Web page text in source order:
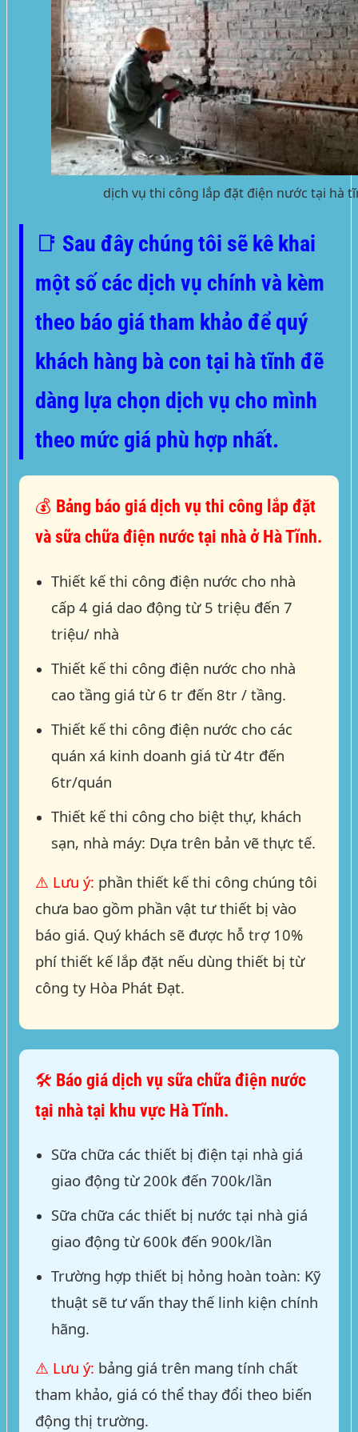
dịch vụ thi công lắp đặt điện nước tại hà
📑 Sau đây chúng tôi sẽ kê khai
một số các dịch vụ chính và kèm
theo báo giá tham khảo để quý
khách hàng bà con tại hà tĩnh đẽ
dàng lựa chọn dịch vụ cho mình
theo mức giá phù hợp nhất.
💰 Bảng báo giá dịch vụ thi công lắp đặt
và sữa chữa điện nước tại nhà ở Hà Tĩnh.
Thiết kế thi công điện nước cho nhà
cấp 4 giá dao động từ 5 triệu đến 7
triệu/ nhà
Thiết kế thi công điện nước cho nhà
cao tầng giá từ 6 tr đến 8tr / tầng.
Thiết kế thi công điện nước cho các
quán xá kinh doanh giá từ 4tr đến
6tr/quán
Thiết kế thi công cho biệt thự, khách
sạn, nhà máy: Dựa trên bản vẽ thực tế.
⚠️ Lưu ý: phần thiết kế thi công chúng tôi
chưa bao gồm phần vật tư thiết bị vào
báo giá. Quý khách sẽ được hỗ trợ 10%
phí thiết kế lắp đặt nếu dùng thiết bị từ
công ty Hòa Phát Đạt.
🛠️ Báo giá dịch vụ sữa chữa điện nước
tại nhà tại khu vực Hà Tĩnh.
Sữa chữa các thiết bị điện tại nhà giá
giao động từ 200k đến 700k/lần
Sữa chữa các thiết bị nước tại nhà giá
giao động từ 600k đến 900k/lần
Trường hợp thiết bị hỏng hoàn toàn: Kỹ
thuật sẽ tư vấn thay thế linh kiện chính
hãng.
⚠️ Lưu ý: bảng giá trên mang tính chất
tham khảo, giá có thể thay đổi theo biến
động thị trường.